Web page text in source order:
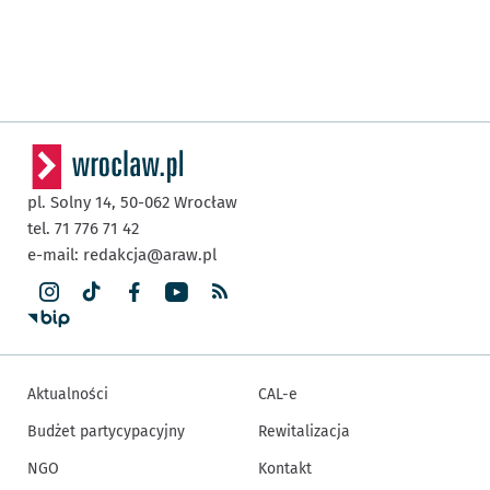
pl. Solny 14, 50-062 Wrocław
tel. 71 776 71 42
e-mail: redakcja@araw.pl
Aktualności
Budżet partycypacyjny
NGO
CAL-e
Rewitalizacja
Kontakt